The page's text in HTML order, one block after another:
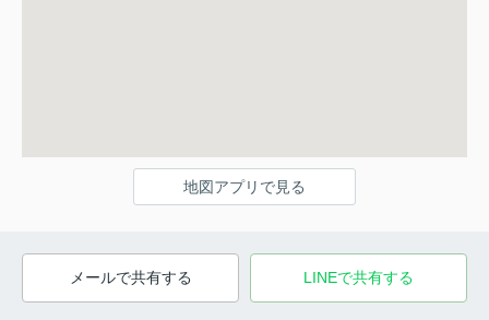
地図アプリで見る
メールで共有する LINEで共有する